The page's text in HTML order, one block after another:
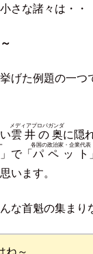
さな諸々は・・
げた例題の一つ
雲井の奥
メディアプロパガンダ
に隠
」で「 パペット
各国の政治家・企業代表
います。
な首魁の集まり
ね～